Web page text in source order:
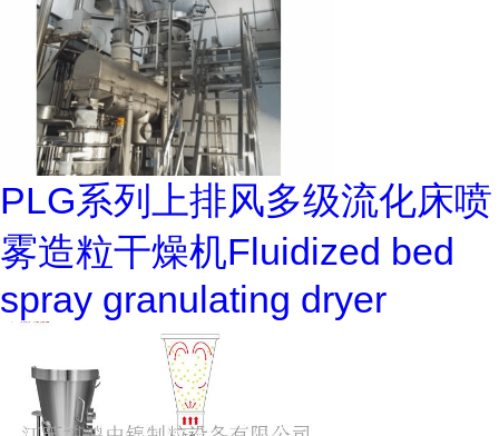
PLG系列上排风多级流化床喷
雾造粒干燥机Fluidized bed
spray granulating dryer